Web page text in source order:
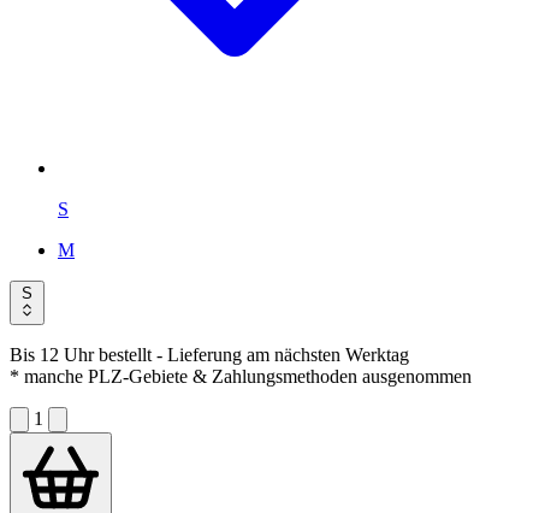
S
M
S
Bis 12 Uhr bestellt- Lieferung am nächsten Werktag
* manche PLZ-Gebiete & Zahlungsmethoden ausgenommen
1